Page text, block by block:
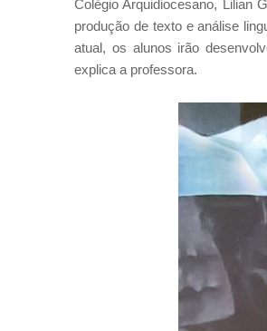
Colégio Arquidiocesano, Lilian
produção de texto e análise
atual, os alunos irão
explica a professora.